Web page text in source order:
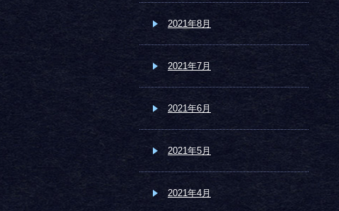
2021年8月
2021年7月
2021年6月
2021年5月
2021年4月